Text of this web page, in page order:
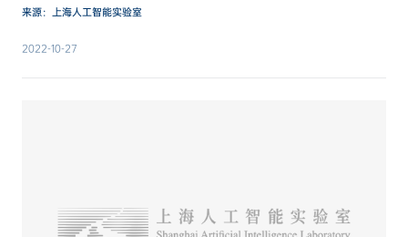
来源：上海人工智能实验室
2022-10-27